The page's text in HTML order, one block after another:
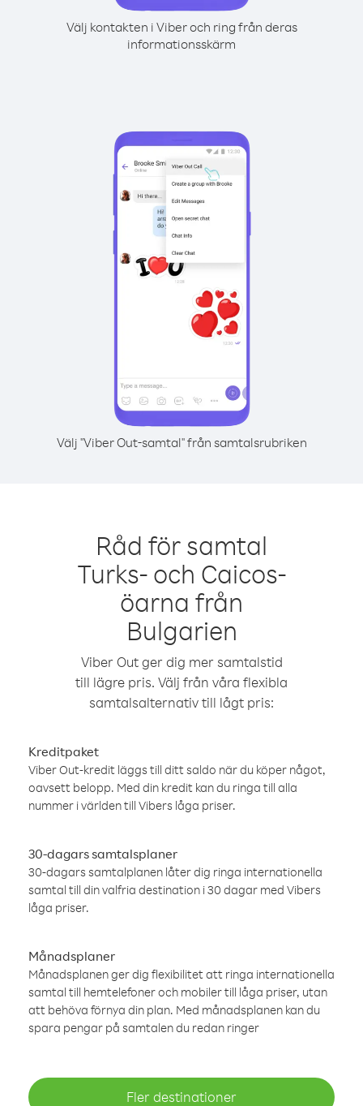
Välj kontakten i Viber och ring från deras
informationsskärm
Välj "Viber Out-samtal" från samtalsrubriken
Råd för samtal
Turks- och Caicos-
öarna från
Bulgarien
Viber Out ger dig mer samtalstid
till lägre pris. Välj från våra flexibla
samtalsalternativ till lågt pris:
Kreditpaket
Viber Out-kredit läggs till ditt saldo när du köper något,
oavsett belopp. Med din kredit kan du ringa till alla
nummer i världen till Vibers låga priser.
30-dagars samtalsplaner
30-dagars samtalplanen låter dig ringa internationella
samtal till din valfria destination i 30 dagar med Vibers
låga priser.
Månadsplaner
Månadsplanen ger dig flexibilitet att ringa internationella
samtal till hemtelefoner och mobiler till låga priser, utan
att behöva förnya din plan. Med månadsplanen kan du
spara pengar på samtalen du redan ringer
Fler destinationer